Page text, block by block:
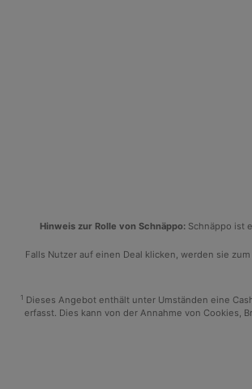
Hinweis zur Rolle von Schnäppo:Schnäppo ist
Falls Nutzer auf einen Deal klicken, werden sie
1 Dieses Angebot enthält unter Umständen eine
erfasst. Dies kann von der Annahme von Cookies,